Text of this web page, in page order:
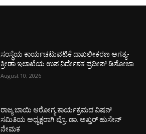
ಸಂಸ್ಥೆಯ ಕಾರ್ಯಚಟುವಟಿಕೆ ದಾಖಲೀಕರಣ ಅಗತ್ಯ-
ಕ್ರೀಡಾ ಇಲಾಖೆಯ ಉಪ ನಿರ್ದೇಶಕ ಪ್ರದೀಪ್ ಡಿಸೋಜಾ
August 10, 2026
ರಾಜ್ಯ ಬಾಯಿ ಆರೋಗ್ಯ ಕಾರ್ಯಕ್ರಮದ ವಿಷನ್
ಸಮಿತಿಯ ಅಧ್ಯಕ್ಷರಾಗಿ ಪ್ರೊ. ಡಾ. ಅಖ್ತರ್ ಹುಸೇನ್
ನೇಮಕ